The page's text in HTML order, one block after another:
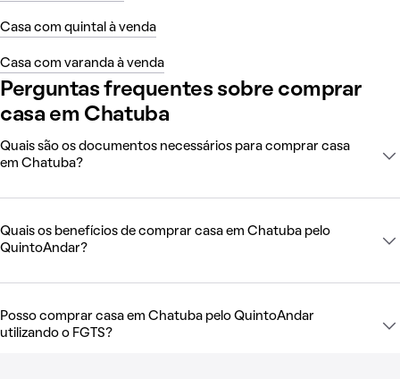
Casa com quintal à venda
Casa com varanda à venda
Perguntas frequentes sobre comprar
casa em Chatuba
Quais são os documentos necessários para comprar casa
em Chatuba?
Quais os benefícios de comprar casa em Chatuba pelo
QuintoAndar?
Posso comprar casa em Chatuba pelo QuintoAndar
utilizando o FGTS?